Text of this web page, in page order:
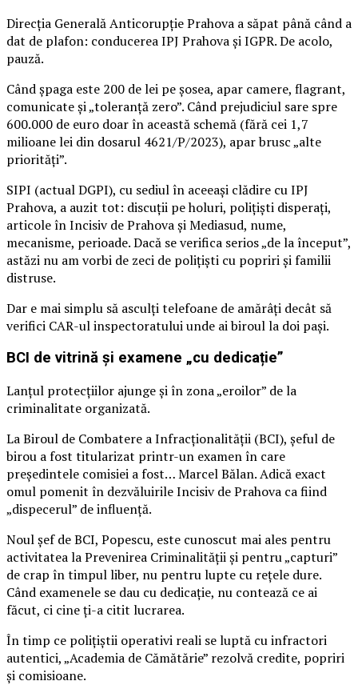
Direcția Generală Anticorupție Prahova a săpat până când a
dat de plafon: conducerea IPJ Prahova și IGPR. De acolo,
pauză.
Când șpaga este 200 de lei pe șosea, apar camere, flagrant,
comunicate și „toleranță zero”. Când prejudiciul sare spre
600.000 de euro doar în această schemă (fără cei 1,7
milioane lei din dosarul 4621/P/2023), apar brusc „alte
priorități”.
SIPI (actual DGPI), cu sediul în aceeași clădire cu IPJ
Prahova, a auzit tot: discuții pe holuri, polițiști disperați,
articole în Incisiv de Prahova și Mediasud, nume,
mecanisme, perioade. Dacă se verifica serios „de la început”,
astăzi nu am vorbi de zeci de polițiști cu popriri și familii
distruse.
Dar e mai simplu să asculți telefoane de amărâți decât să
verifici CAR-ul inspectoratului unde ai biroul la doi pași.
BCI de vitrină și examene „cu dedicație”
Lanțul protecțiilor ajunge și în zona „eroilor” de la
criminalitate organizată.
La Biroul de Combatere a Infracționalității (BCI), șeful de
birou a fost titularizat printr-un examen în care
președintele comisiei a fost… Marcel Bălan. Adică exact
omul pomenit în dezvăluirile Incisiv de Prahova ca fiind
„dispecerul” de influență.
Noul șef de BCI, Popescu, este cunoscut mai ales pentru
activitatea la Prevenirea Criminalității și pentru „capturi”
de crap în timpul liber, nu pentru lupte cu rețele dure.
Când examenele se dau cu dedicație, nu contează ce ai
făcut, ci cine ți-a citit lucrarea.
În timp ce polițiștii operativi reali se luptă cu infractori
autentici, „Academia de Cămătărie” rezolvă credite, popriri
și comisioane.